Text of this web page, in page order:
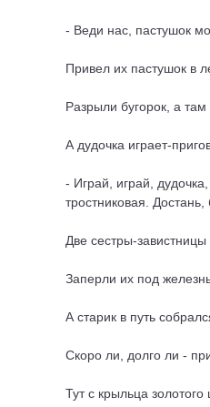
- Веди нас, пастушок
Привел их пастушок в
Разрыли бугорок, а
А дудочка играет-
- Играй, играй,
тростниковая.
Две сестры-
Заперли их под
А старик в путь
Скоро ли, долго ли -
Тут с крыльца